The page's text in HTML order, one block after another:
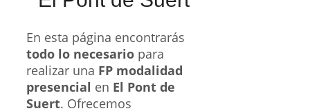
En esta página encontrarás
todo lo necesario para
realizar una FP modalidad
presencial en El Pont de
Suert. Ofrecemos